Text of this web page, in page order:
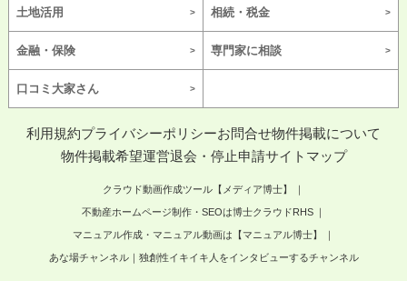
土地活用 相続・税金
金融・保険 専門家に相談
口コミ大家さん
利用規約プライバシーポリシーお問合せ物件掲載について
物件掲載希望運営退会・停止申請サイトマップ
クラウド動画作成ツール【メディア博士】
不動産ホームページ制作・SEOは博士クラウドRHS
マニュアル作成・マニュアル動画は【マニュアル博士】
あな場チャンネル｜独創性イキイキ人をインタビューするチャンネル